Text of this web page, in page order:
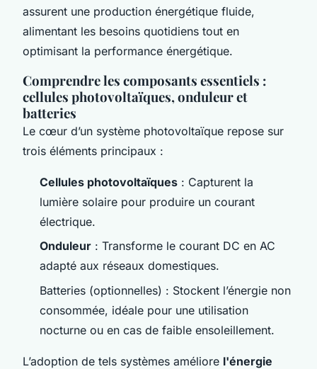
assurent une production énergétique fluide,
alimentant les besoins quotidiens tout en
optimisant la performance énergétique.
Comprendre les composants essentiels :
cellules photovoltaïques, onduleur et
batteries
Le cœur d’un système photovoltaïque repose sur
trois éléments principaux :
Cellules photovoltaïques : Capturent la
lumière solaire pour produire un courant
électrique.
Onduleur : Transforme le courant DC en AC
adapté aux réseaux domestiques.
Batteries (optionnelles) : Stockent l’énergie non
consommée, idéale pour une utilisation
nocturne ou en cas de faible ensoleillement.
L’adoption de tels systèmes améliore l'énergie